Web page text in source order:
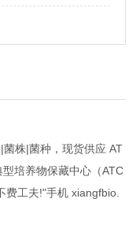
株|菌种，现货供应 AT
培养物保藏中心（ATC
费工夫!"手机 xiangfbio.